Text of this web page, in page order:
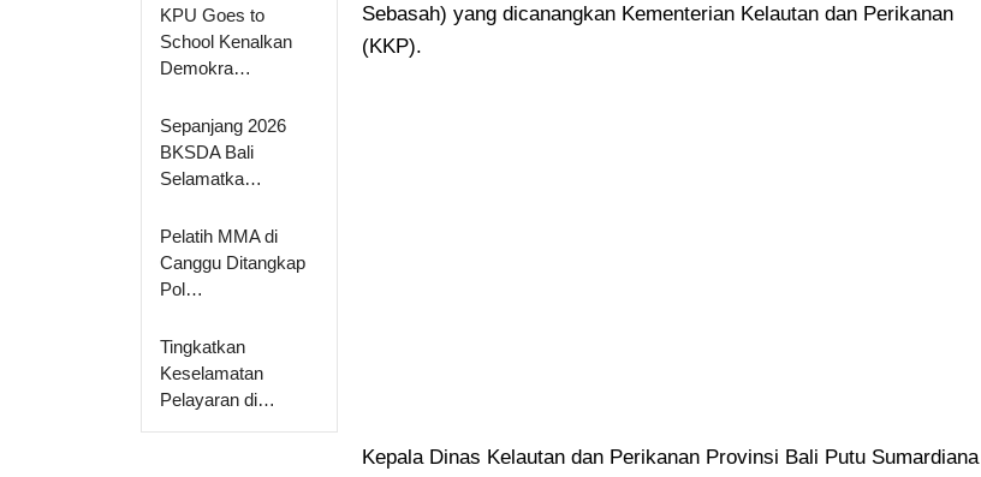
KPU Goes to
School Kenalkan
Demokra…
Sepanjang 2026
BKSDA Bali
Selamatka…
Pelatih MMA di
Canggu Ditangkap
Pol…
Tingkatkan
Keselamatan
Pelayaran di…
Sebasah) yang dicanangkan Kementerian Kelautan dan Perikanan
(KKP).
Kepala Dinas Kelautan dan Perikanan Provinsi Bali Putu Sumardiana